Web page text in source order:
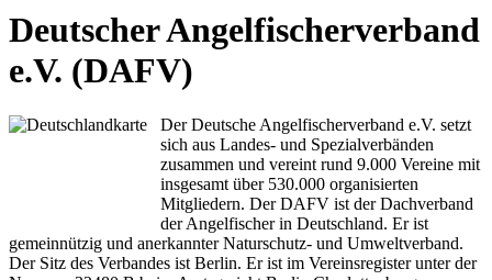
Deutscher Angelfischerverband
e.V. (DAFV)
Der Deutsche Angelfischerverband e.V. setzt
sich aus Landes- und Spezialverbänden
zusammen und vereint rund 9.000 Vereine mit
insgesamt über 530.000 organisierten
Mitgliedern. Der DAFV ist der Dachverband
der Angelfischer in Deutschland. Er ist
gemeinnützig und anerkannter Naturschutz- und Umweltverband.
Der Sitz des Verbandes ist Berlin. Er ist im Vereinsregister unter der